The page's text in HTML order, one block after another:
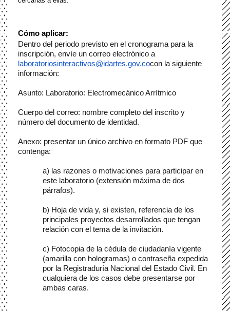
Cómo aplicar:
Dentro del periodo previsto en el cronograma para la
laboratoriosinteractivos@idartes.gov.cocon la siguiente
información:
Asunto: Laboratorio: Electromecánico Arrítmico
Cuerpo del correo: nombre completo del inscrito y
número del documento de identidad.
Anexo: presentar un único archivo en formato PDF que
contenga:
a) las razones o motivaciones para participar en
este laboratorio (extensión máxima de dos
párrafos).
b) Hoja de vida y, si existen, referencia de los
principales proyectos desarrollados que tengan
relación con el tema de la invitación.
c) Fotocopia de la cédula de ciudadanía vigente
(amarilla con hologramas) o contraseña expedida
por la Registraduría Nacional del Estado Civil. En
cualquiera de los casos debe presentarse por
ambas caras.